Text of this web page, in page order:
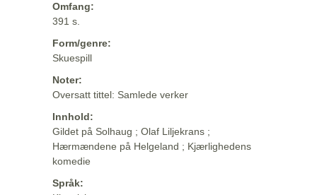
Omfang:
391 s.
Form/genre:
Skuespill
Noter:
Oversatt tittel: Samlede verker
Innhold:
Gildet på Solhaug ; Olaf Liljekrans ;
Hærmændene på Helgeland ; Kjærlighedens
komedie
Språk: